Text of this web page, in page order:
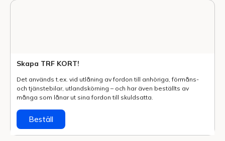
Skapa TRF KORT!
Det används t.ex. vid utlåning av fordon till anhöriga, förmåns-
och tjänstebilar, utlands­körning – och har även beställts av
många som lånar ut sina fordon till skuldsatta.
Beställ